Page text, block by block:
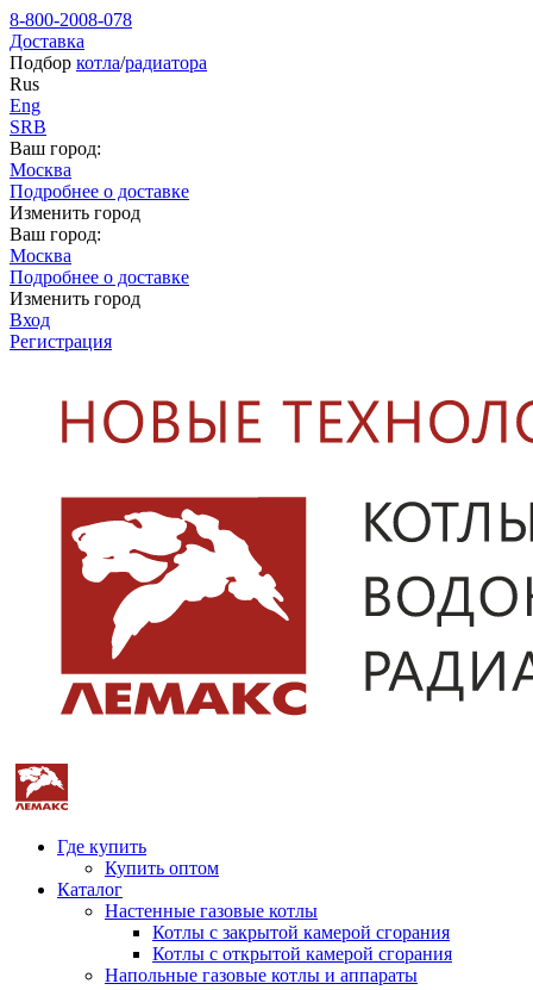
8-800-2008-078
Доставка
Подбор котла/радиатора
Rus
Eng
SRB
Ваш город:
Москва
Подробнее о доставке
Изменить город
Ваш город:
Москва
Подробнее о доставке
Изменить город
Вход
Регистрация
Где купить
Купить оптом
Каталог
Настенные газовые котлы
Котлы с закрытой камерой сгорания
Котлы с открытой камерой сгорания
Напольные газовые котлы и аппараты